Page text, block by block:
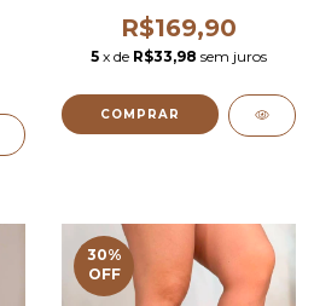
R$169,90
5 x de R$33,98 sem juros
COMPRAR
30%
OFF